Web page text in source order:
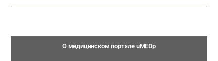
О медицинском портале uMEDp